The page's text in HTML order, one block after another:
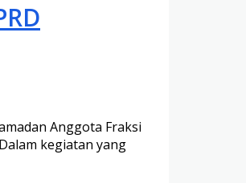
Anggota Fraksi
kegiatan yang